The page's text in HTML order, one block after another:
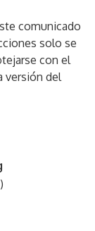
comunicado
solo se
con el
versión del
)